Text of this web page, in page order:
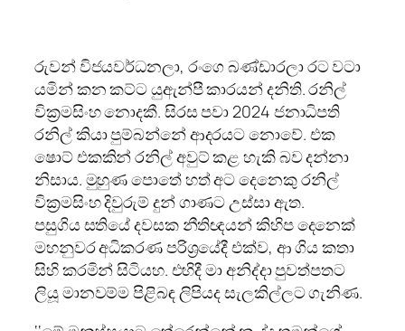
රුවන් විජයවර්ධනලා, රංගෙ බණ්ඩාරලා රට වටා
යමින් කන කට්ට යුඇන්පී කාරයන් දනිති. රනිල්
වික‍්‍රමසිංහ නොදකී. සිරස පවා 2024 ජනාධිපති
රනිල් කියා පුම්බන්නේ ආදරයට නොවේ. එක
ෂොට් එකකින් රනිල් අවුට් කළ හැකි බව දන්නා
නිසාය. මුහුණ පොතේ හත් අට දෙනෙකු රනිල්
වික‍්‍රමසිංහ දිවුරුම් දුන් ගාණට උස්සා ඇත.
පසුගිය සතියේ දවසක නීතිඥයන් කිහිප දෙනෙක්
මහනුවර අධිකරණ පරිශ‍්‍රයේදී එක්ව, ආ ගිය කතා
සිහි කරමින් සිටියහ. එහිදී මා අනිද්දා පුවත්පතට
ලියූ මානවම්ම පිළිබඳ ලිපියද සැලකිල්ලට ගැනිණ.